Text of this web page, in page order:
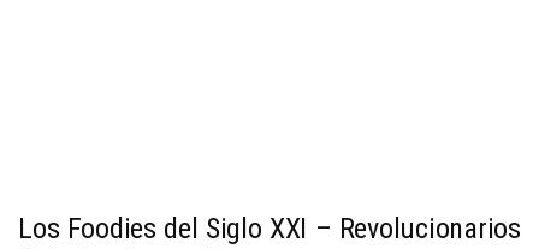
Los Foodies del Siglo XXI – Revolucionarios